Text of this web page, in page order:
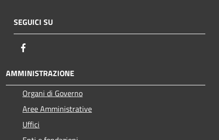
SEGUICI SU
AMMINISTRAZIONE
Organi di Governo
Aree Amministrative
Uffici